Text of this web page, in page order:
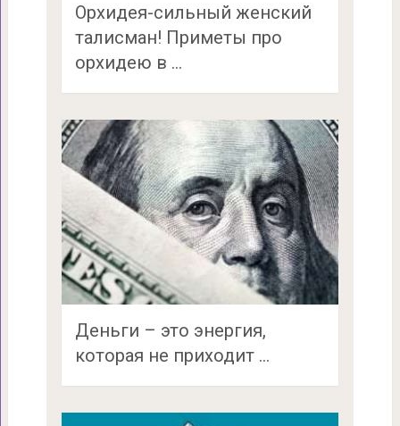
Орхидея-сильный женский
талисман! Приметы про
орхидею в …
Деньги – это энергия,
которая не приходит …